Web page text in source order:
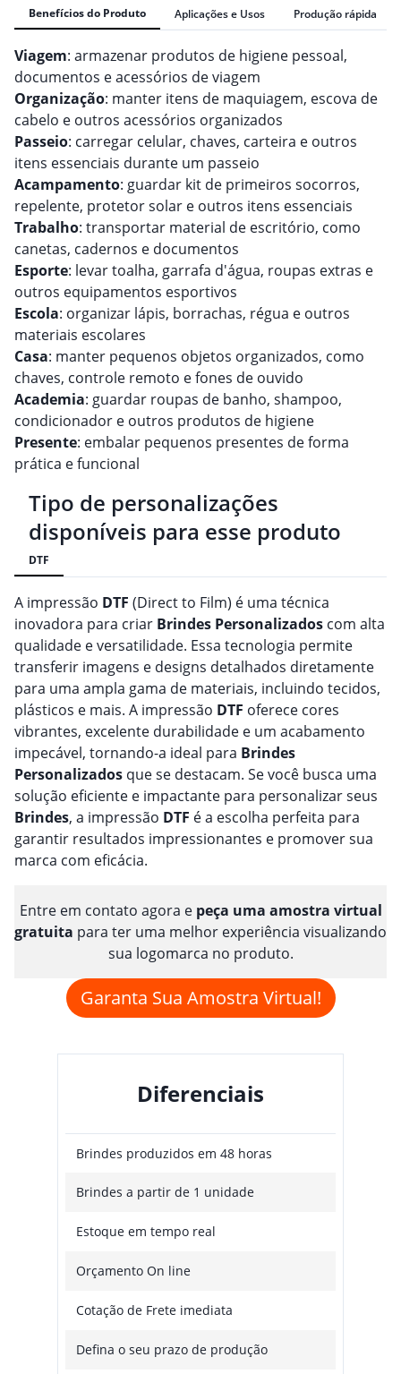
Benefícios do Produto Aplicações e Usos Produção rápida
Viagem: armazenar produtos de higiene pessoal,
documentos e acessórios de viagem
Organização: manter itens de maquiagem, escova de
cabelo e outros acessórios organizados
Passeio: carregar celular, chaves, carteira e outros
itens essenciais durante um passeio
Acampamento: guardar kit de primeiros socorros,
repelente, protetor solar e outros itens essenciais
Trabalho: transportar material de escritório, como
canetas, cadernos e documentos
Esporte: levar toalha, garrafa d'água, roupas extras e
outros equipamentos esportivos
Escola: organizar lápis, borrachas, régua e outros
materiais escolares
Casa: manter pequenos objetos organizados, como
chaves, controle remoto e fones de ouvido
Academia: guardar roupas de banho, shampoo,
condicionador e outros produtos de higiene
Presente: embalar pequenos presentes de forma
prática e funcional
Tipo de personalizações
disponíveis para esse produto
DTF
A impressão DTF (Direct to Film) é uma técnica
inovadora para criar Brindes Personalizados com alta
qualidade e versatilidade. Essa tecnologia permite
transferir imagens e designs detalhados diretamente
para uma ampla gama de materiais, incluindo tecidos,
plásticos e mais. A impressão DTF oferece cores
vibrantes, excelente durabilidade e um acabamento
impecável, tornando-a ideal para Brindes
Personalizados que se destacam. Se você busca uma
solução eficiente e impactante para personalizar seus
Brindes, a impressão DTF é a escolha perfeita para
garantir resultados impressionantes e promover sua
marca com eficácia.
Entre em contato agora e peça uma amostra virtual
gratuita para ter uma melhor experiência visualizando
sua logomarca no produto.
Garanta Sua Amostra Virtual!
Diferenciais
Brindes produzidos em 48 horas
Brindes a partir de 1 unidade
Estoque em tempo real
Orçamento On line
Cotação de Frete imediata
Defina o seu prazo de produção